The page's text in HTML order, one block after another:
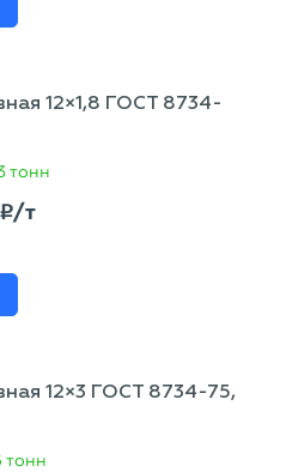
12×1,8 ГОСТ 8734-
тонн
p/т
12×3 ГОСТ 8734-75,
тонн